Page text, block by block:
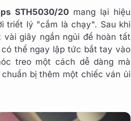
STH5030/20 mang lại hiệu
triết lý "cắm là chạy". Sau khi
giây ngắn ngủi để hoàn tất
thể ngay lập tức bắt tay vào
treo một cách dễ dàng mà
bị thêm một chiếc ván ủi